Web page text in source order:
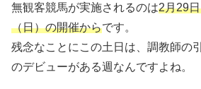
無観客競馬が実施されるのは2月29
（日）の開催からです。
残念なことにこの土日は、調教師の
のデビューがある週なんですよね。